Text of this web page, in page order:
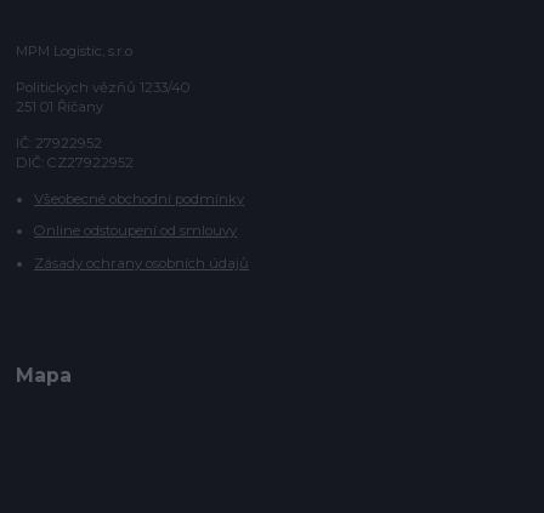
MPM Logistic, s.r.o
Politických vězňů 1233/40
251 01 Říčany
IČ: 27922952
DIČ: CZ27922952
Všeobecné obchodní podmínky
Online odstoupení od smlouvy
Zásady ochrany osobních údajů
Mapa